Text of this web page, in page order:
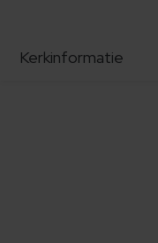
Kerkinformatie